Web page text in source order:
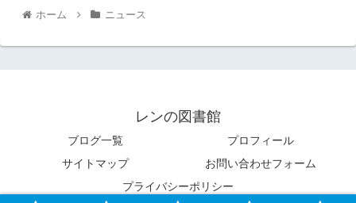
ホーム ニュース
レンの図書館
ブログ一覧
プロフィール
サイトマップ
お問い合わせフォーム
プライバシーポリシー